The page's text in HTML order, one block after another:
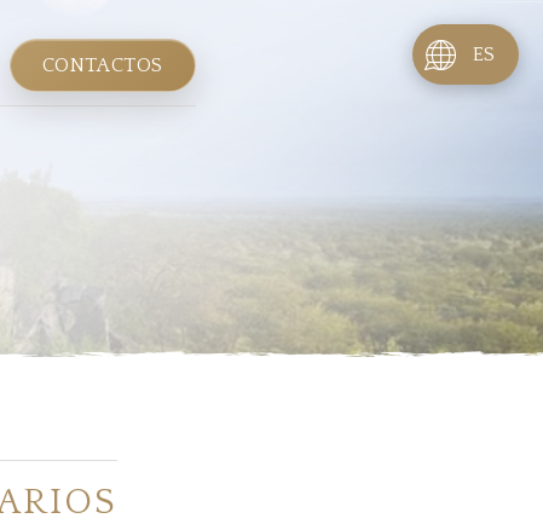
CONTACTOS ES